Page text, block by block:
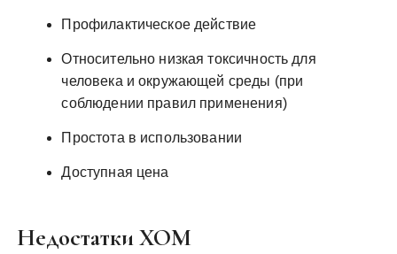
Профилактическое действие
Относительно низкая токсичность для
человека и окружающей среды (при
соблюдении правил применения)
Простота в использовании
Доступная цена
Недостатки ХОМ